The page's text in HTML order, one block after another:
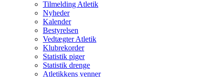
Tilmelding Atletik
Nyheder
Kalender
Bestyrelsen
Vedtægter Atletik
Klubrekorder
Statistik piger
Statistik drenge
Atletikkens venner